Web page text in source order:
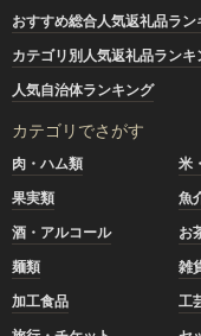
おすすめ総合人気返礼品ラン
カテゴリ別人気返礼品ランキ
人気自治体ランキング
カテゴリでさがす
肉・ハム類 米
果実類
魚
酒・アルコール
お
麺類
雑
加工食品
工